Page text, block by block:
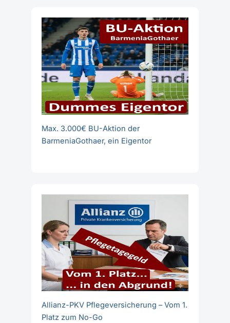
Max. 3.000€ BU-Aktion der
BarmeniaGothaer, ein Eigentor
Allianz-PKV Pflegeversicherung – Vom 1.
Platz zum No-Go